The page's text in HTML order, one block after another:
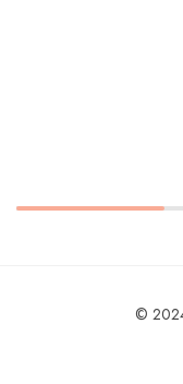
©